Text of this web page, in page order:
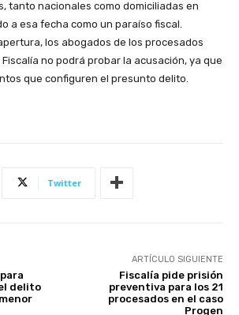
tanto nacionales como domiciliadas en
a esa fecha como un paraíso fiscal.
los abogados de los procesados
no podrá probar la acusación, ya que
que configuren el presunto delito.
Twitter
delito
ARTÍCULO SIGUIENTE
Fiscalía pide prisión
preventiva para los 21
procesados en el caso
Progen